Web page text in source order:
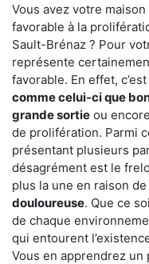
Vous avez votre
favorable à la
Sault-Brénaz ? Pour
représente
favorable. En effet,
comme celui-ci que
grande sortie ou
de prolifération. Parmi
présentant plusieurs
désagrément est le
plus la une en raison de
douloureuse. Que ce
de chaque
qui entourent
Vous en apprendrez